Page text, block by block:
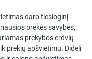
daro tiesioginį
prekės savybės,
prekybos erdvių
prekių apšvietimu. Didelį